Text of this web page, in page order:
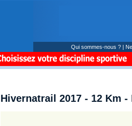
Qui sommes-nous ? |
Hivernatrail 2017 - 12 Km -